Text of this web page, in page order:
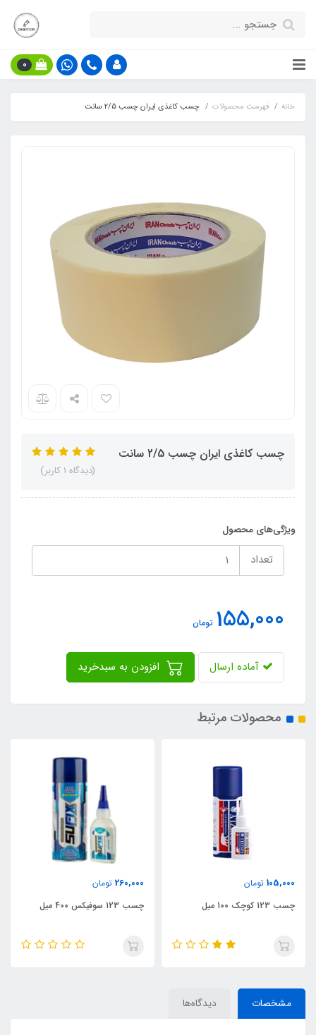
0
خانه فهرست محصولات چسب کاغذی ایران چسب 2/5 سانت
چسب کاغذی ایران چسب 2/5 سانت
(دیدگاه 1 کاربر)
ویژگی‌های محصول
تعداد
155,000 تومان
آماده ارسال
محصولات مرتبط
تومان
123 کوچک 100 میل
260,000 تومان
چسب 123 سوفیکس 400 میل
مشخصات دیدگاه‌ها